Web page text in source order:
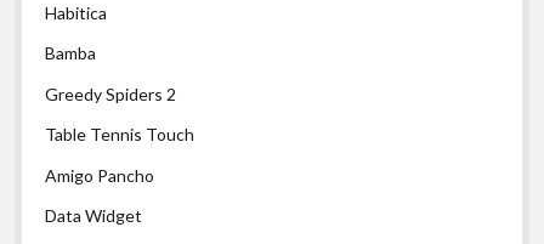
Habitica
Bamba
Greedy Spiders 2
Table Tennis Touch
Amigo Pancho
Data Widget